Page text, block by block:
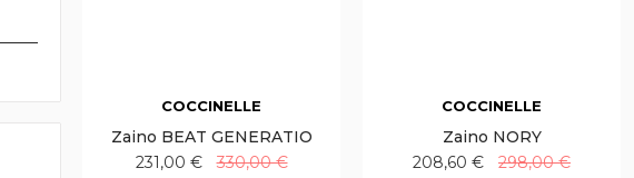
COCCINELLE
Zaino BEAT GENERATIO
231,00 €
330,00 €
COCCINELLE
Zaino NORY
208,60 €
298,00 €